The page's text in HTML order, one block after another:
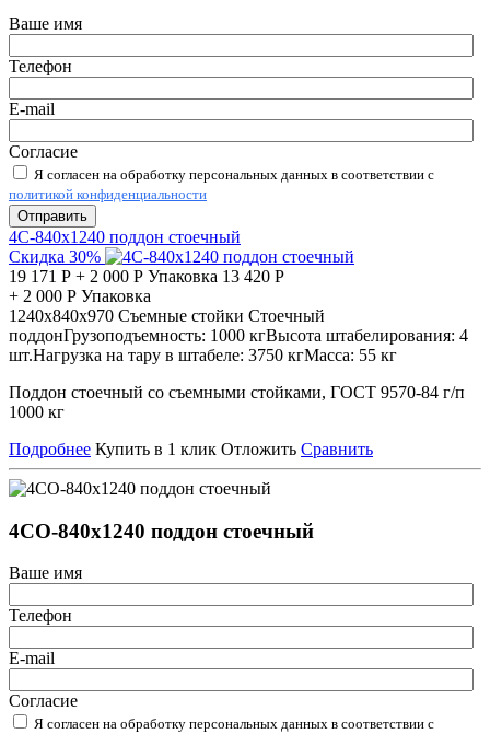
Ваше имя
Телефон
E-mail
Согласие
Я согласен на обработку персональных данных в соответствии с
политикой конфиденциальности
Отправить
4С-840х1240 поддон стоечный
Скидка 30%
19 171 Р + 2 000 Р Упаковка 13 420 Р
+ 2 000 Р Упаковка
1240х840х970 Съемные стойки Стоечный
поддонГрузоподъемность: 1000 кгВысота штабелирования: 4
шт.Нагрузка на тару в штабеле: 3750 кгМасса: 55 кг
Поддон стоечный со съемными стойками, ГОСТ 9570-84 г/п
1000 кг
Подробнее Купить в 1 клик Отложить Сравнить
4СО-840х1240 поддон стоечный
Ваше имя
Телефон
E-mail
Согласие
Я согласен на обработку персональных данных в соответствии с